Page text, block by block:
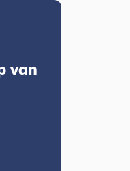
van